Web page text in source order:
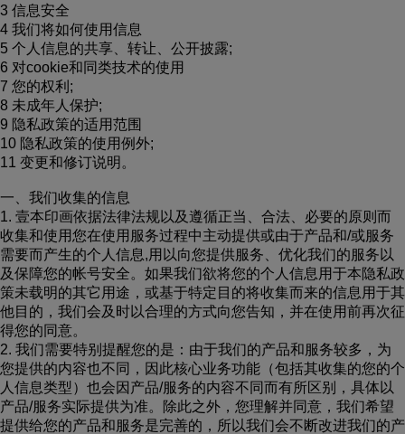
3 信息安全
4 我们将如何使用信息
5 个人信息的共享、转让、公开披露;
6 对cookie和同类技术的使用
7 您的权利;
8 未成年人保护;
9 隐私政策的适用范围
10 隐私政策的使用例外;
11 变更和修订说明。
一、我们收集的信息
1. 壹本印画依据法律法规以及遵循正当、合法、必要的原则而
收集和使用您在使用服务过程中主动提供或由于产品和/或服务
需要而产生的个人信息,用以向您提供服务、优化我们的服务以
及保障您的帐号安全。如果我们欲将您的个人信息用于本隐私政
策未载明的其它用途，或基于特定目的将收集而来的信息用于其
他目的，我们会及时以合理的方式向您告知，并在使用前再次征
得您的同意。
2. 我们需要特别提醒您的是：由于我们的产品和服务较多，为
您提供的内容也不同，因此核心业务功能（包括其收集的您的个
人信息类型）也会因产品/服务的内容不同而有所区别，具体以
产品/服务实际提供为准。除此之外，您理解并同意，我们希望
提供给您的产品和服务是完善的，所以我们会不断改进我们的产